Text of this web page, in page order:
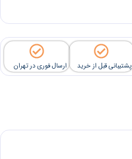
پشتیبانی قبل از خرید ارسال فوری در تهران